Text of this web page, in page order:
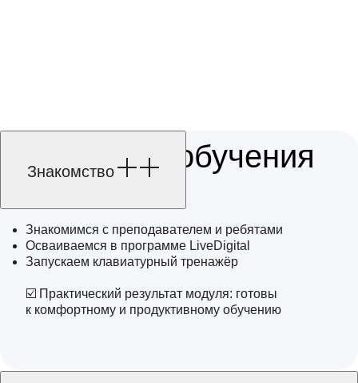
Знакомство
Знакомимся с преподавателем и ребятами
Осваиваемся в программе LiveDigital
Запускаем клавиатурный тренажёр
☑️ Практический результат модуля: готовы
к комфортному и продуктивному обучению